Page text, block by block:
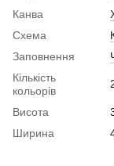
Канва
Схема
Заповнення
Кількість
кольорів
Висота
Ширина